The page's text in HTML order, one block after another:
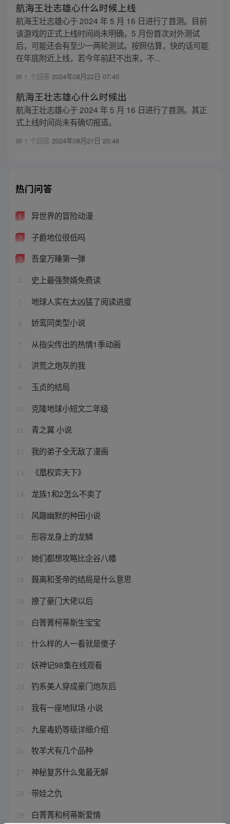
航海王壮志雄心什么时候上线
航海王壮志雄心于 2024 年 5 月 16 日进行了首测。目前
该游戏的正式上线时间尚未明确，5 月份首次对外测试
后，可能还会有至少一两轮测试。按照估算，快的话可能
在年底附近上线，若今年前赶不出来，不...
1 个回答 2024年08月22日 07:40
航海王壮志雄心什么时候出
航海王壮志雄心于 2024 年 5 月 16 日进行了首测。其正
式上线时间尚未有确切报道。
1 个回答 2024年08月21日 20:48
热门问答
1 异世界的冒险动漫
2 子爵地位很低吗
3 吾皇万睡第一弹
4 史上最强赘婿免费读
5 地球人实在太凶猛了阅读进度
6 娇鸾同类型小说
7 从指尖传出的热情1季动画
8 洪荒之炮灰的我
9 玉贞的结局
10 克隆地球小短文二年级
青之翼 小说
12 我的弟子全无敌了漫画
13 《凰权弈天下》
14 龙族1和2怎么不卖了
15 风趣幽默的种田小说
16 形容龙身上的龙鳞
17 她们都想攻略比企谷八幡
18 聂离和圣帝的结局是什么意思
19 撩了豪门大佬以后
20 白箐箐柯蒂斯生宝宝
21 什么样的人一看就是傻子
22 妖神记98集在线观看
23 钓系美人穿成豪门炮灰后
24 我有一座地狱场 小说
25 九星毒奶等级详细介绍
26 牧羊犬有几个品种
27 神秘复苏什么鬼最无解
28 带娃之仇
29 白菁菁和柯蒂斯爱情